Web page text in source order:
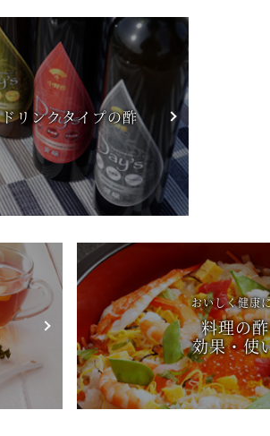
ドリンクタイプの酢
おいしく健康
料理の
効果・使